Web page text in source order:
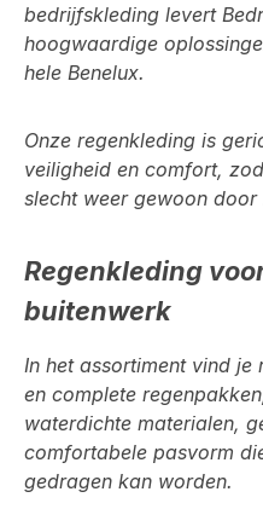
bedrijfskleding levert
hoogwaardige
hele Benelux.
Onze regenkleding is
veiligheid en comfort,
slecht weer gewoon door
Regenkleding
buitenwerk
In het assortiment vind je
en complete regenpakken
waterdichte materialen,
comfortabele pasvorm
gedragen kan worden.